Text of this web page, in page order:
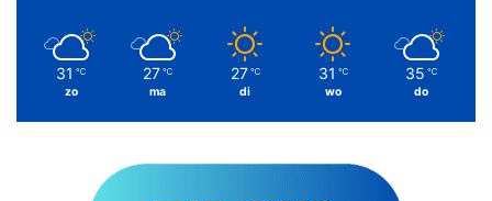
31 ℃
zo
27 ℃
ma
27 ℃
di
31 ℃
wo
35 ℃
do